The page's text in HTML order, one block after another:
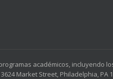
académicos, incluyendo
Market Street, Philadelphia, PA